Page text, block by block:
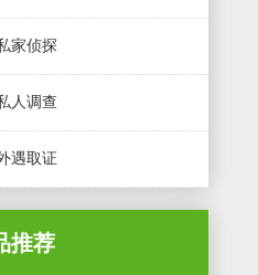
家侦探
人调查
遇取证
推荐